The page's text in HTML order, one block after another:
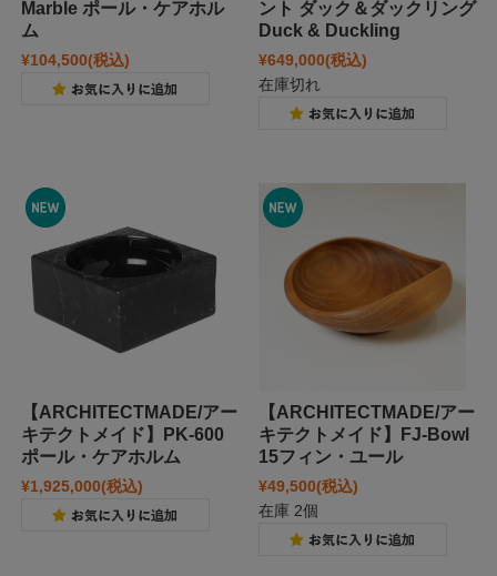
Marble ポール・ケアホル
ム
¥104,500(税込)
ント ダック＆ダックリング
Duck & Duckling
¥649,000(税込)
在庫切れ
【ARCHITECTMADE/アー
キテクトメイド】PK-600
ポール・ケアホルム
¥1,925,000(税込)
【ARCHITECTMADE/アー
キテクトメイド】FJ-Bowl
15フィン・ユール
¥49,500(税込)
在庫 2個